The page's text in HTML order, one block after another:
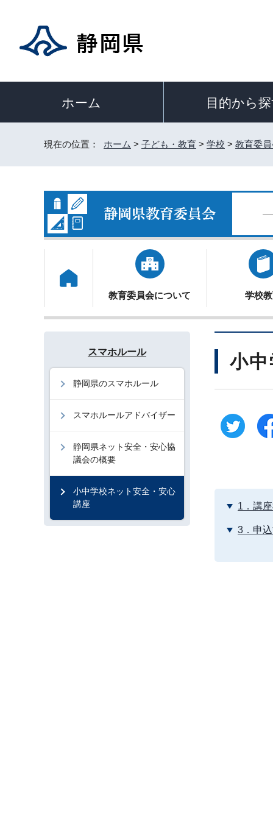
ホーム 目的から
現在の位置： ホーム > 子ども・教育 > 学校 > 教育委
教育委員会について 学校
小
1．講
3．申
スマホルール
静岡県のスマホルール
スマホルールアドバイザー
静岡県ネット安全・安心協
議会の概要
小中学校ネット安全・安心
講座